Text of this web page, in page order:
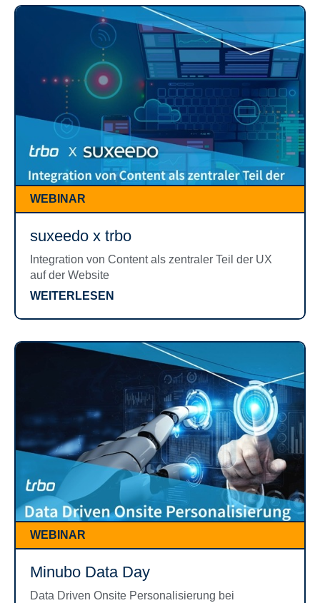
WEBINAR
suxeedo x trbo
Integration von Content als zentraler Teil der UX
auf der Website
WEITERLESEN
WEBINAR
Minubo Data Day
Data Driven Onsite Personalisierung bei